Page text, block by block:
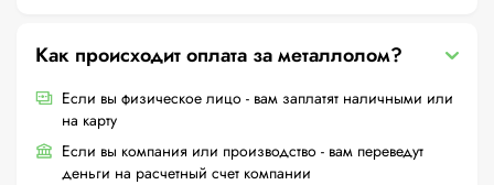
Как происходит оплата за металлолом?
Если вы физическое лицо - вам заплатят наличными или
на карту
Если вы компания или производство - вам переведут
деньги на расчетный счет компании